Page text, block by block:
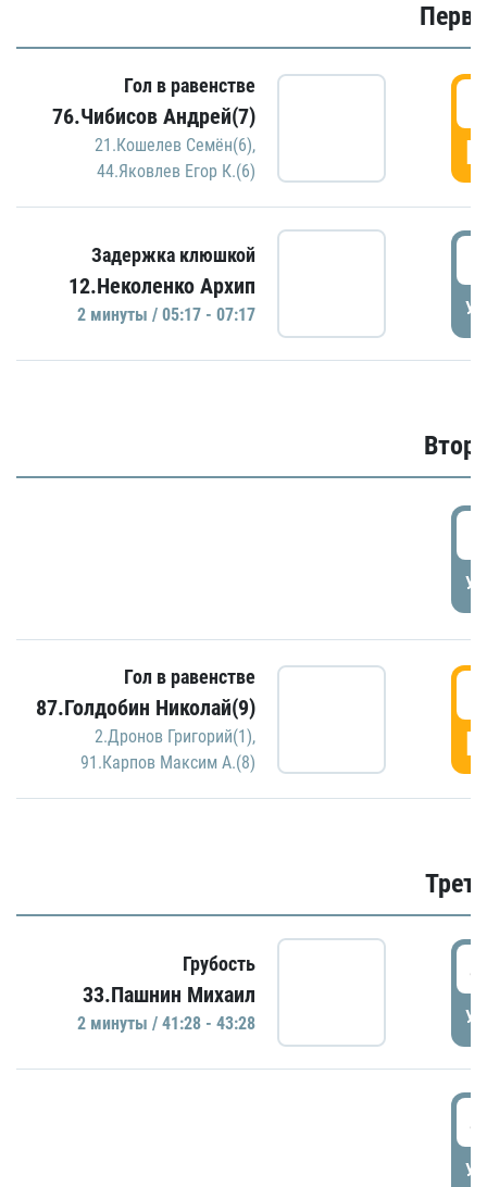
Гол в равенстве
76.Чибисов Андрей(7)
21.Кошелев Семён(6),
44.Яковлев Егор К.(6)
Задержка клюшкой
12.Неколенко Архип
2 минуты / 05:17 - 07:17
Гол в равенстве
87.Голдобин Николай(9)
2.Дронов Григорий(1),
91.Карпов Максим А.(8)
Грубость
33.Пашнин Михаил
2 минуты / 41:28 - 43:28